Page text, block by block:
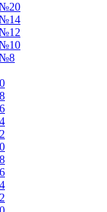
№20
№14
№12
№10
№8